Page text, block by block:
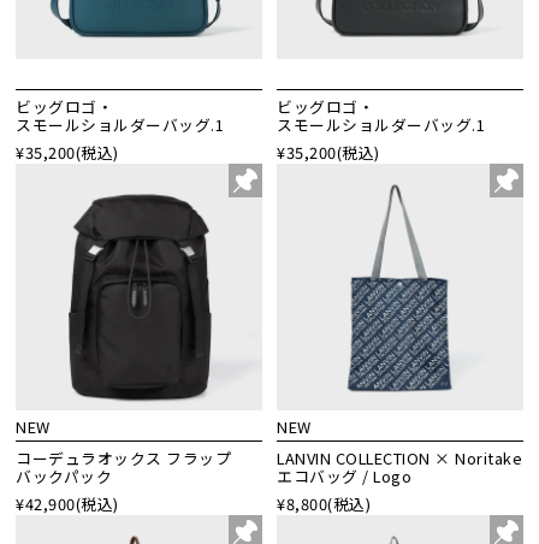
ビッグロゴ・
スモールショルダーバッグ.1
¥35,200(税込)
ビッグロゴ・
スモールショルダーバッグ.1
¥35,200(税込)
NEW
コーデュラオックス フラップ
バックパック
¥42,900(税込)
NEW
LANVIN COLLECTION × Noritake
エコバッグ / Logo
¥8,800(税込)